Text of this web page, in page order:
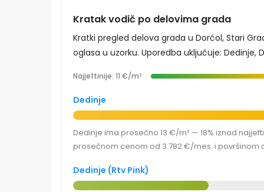
Kratak vodič po delovima grada
Kratki pregled delova grada u Dorćol, Stari
oglasa u uzorku. Uporedba uključuje: Dedinje,
Najjeftinije: 11 €/m²
Dedinje
Dedinje ima prosečno 13 €/m² — 18% iznad
prosečnom cenom od 3.782 €/mes. i površinom
Dedinje (Rtv Pink)